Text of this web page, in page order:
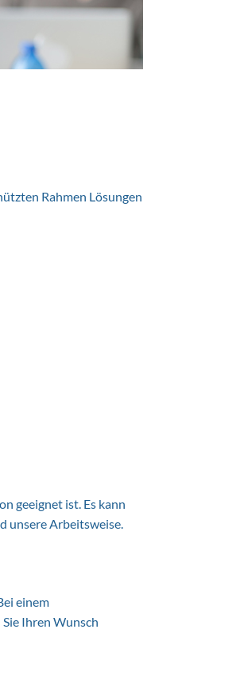
Rahmen Lösungen
geeignet ist. Es kann
unsere Arbeitsweise.
einem
Ihren Wunsch